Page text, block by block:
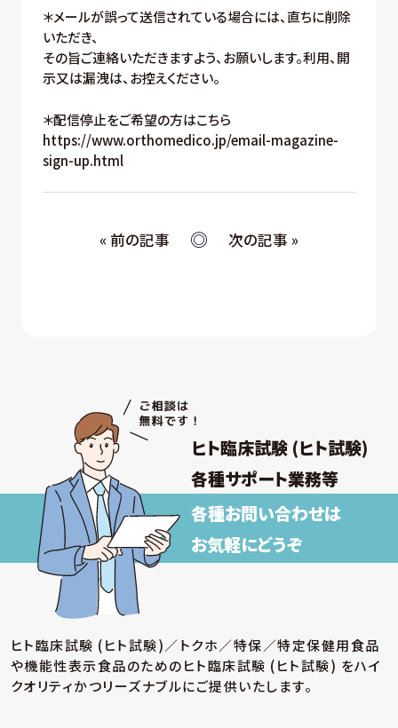
＊メールが誤って送信されている場合には、直ちに削除
いただき、
その旨ご連絡いただきますよう、お願いします。利用、開
示又は漏洩は、お控えください。
＊配信停止をご希望の方はこちら
https://www.orthomedico.jp/email-magazine-
sign-up.html
« 前の記事 次の記事 »
ヒト臨床試験 (ヒト試験)
各種サポート業務等
各種お問い合わせは
お気軽にどうぞ
ヒト臨床試験 (ヒト試験)／トクホ／特保／特定保健用食品
や機能性表示食品のためのヒト臨床試験 (ヒト試験) をハイ
クオリティかつリーズナブルにご提供いたします。